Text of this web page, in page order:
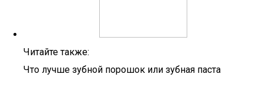
Читайте также:
Что лучше зубной порошок или зубная паста